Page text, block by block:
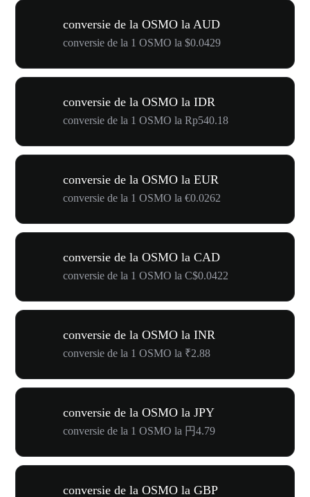
conversie de la OSMO la AUD
conversie de la 1 OSMO la $0.0429
conversie de la OSMO la IDR
conversie de la 1 OSMO la Rp540.18
conversie de la OSMO la EUR
conversie de la 1 OSMO la €0.0262
conversie de la OSMO la CAD
conversie de la 1 OSMO la C$0.0422
conversie de la OSMO la INR
conversie de la 1 OSMO la ₹2.88
conversie de la OSMO la JPY
conversie de la 1 OSMO la 円4.79
conversie de la OSMO la GBP